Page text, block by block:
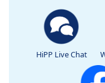
HiPP Live Chat